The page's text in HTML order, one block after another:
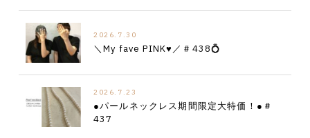
2026.7.30
＼My fave PINK♥／＃438💍
2026.7.23
●パールネックレス期間限定大特価！●＃
437